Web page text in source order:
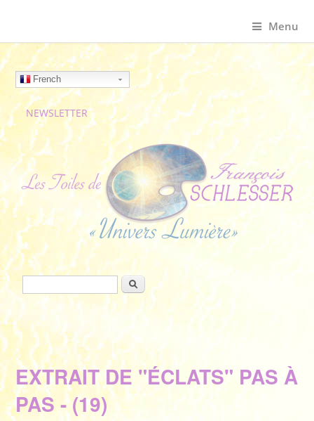
Menu
French
NEWSLETTER
Formulaire de recherche
Rechercher
EXTRAIT DE "ÉCLATS" PAS À
PAS - (19)